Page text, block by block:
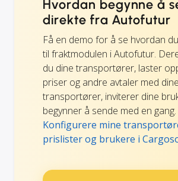
Hvordan begynne å
direkte fra Autofutur
Få en demo for å se hvordan
til fraktmodulen i Autofutur.
du dine transportører, laster
priser og andre avtaler med dine
transportører, inviterer dine
begynner å sende med en gang.
Konfigurere mine
prislister og brukere i